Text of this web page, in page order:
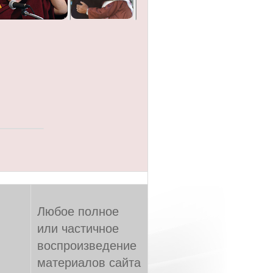
Любое полное
или частичное
воспроизведение
материалов сайта